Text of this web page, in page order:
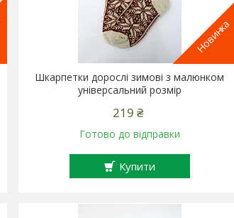
Новинка
Шкарпетки дорослі зимові з малюнком
універсальний розмір
219 ₴
Готово до відправки
Купити